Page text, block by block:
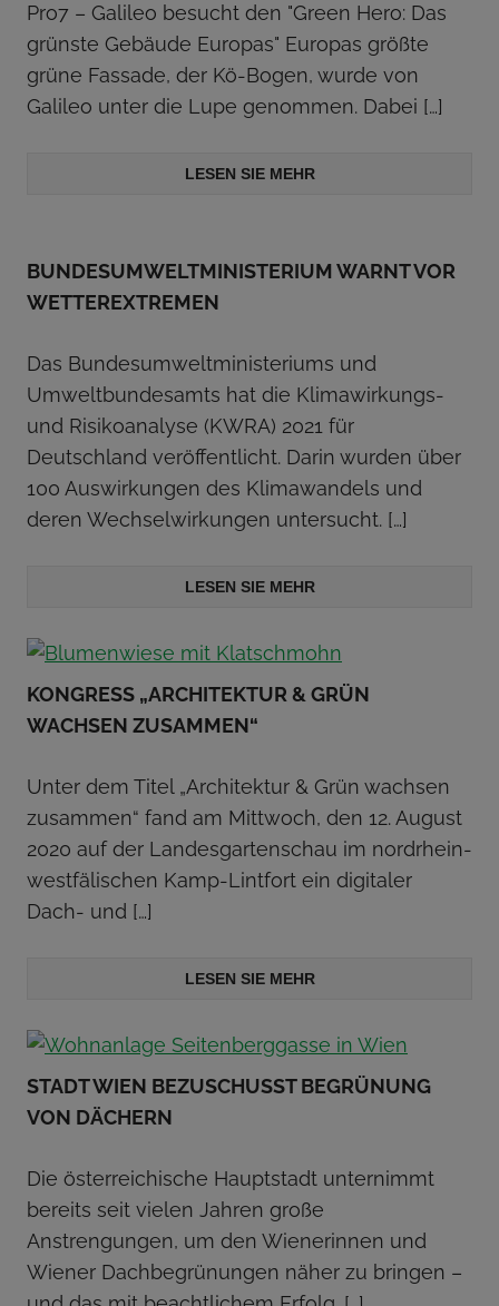
Pro7 – Galileo besucht den "Green Hero: Das
grünste Gebäude Europas" Europas größte
grüne Fassade, der Kö-Bogen, wurde von
Galileo unter die Lupe genommen. Dabei […]
LESEN SIE MEHR
BUNDESUMWELTMINISTERIUM WARNT VOR
WETTEREXTREMEN
Das Bundesumweltministeriums und
Umweltbundesamts hat die Klimawirkungs-
und Risikoanalyse (KWRA) 2021 für
Deutschland veröffentlicht. Darin wurden über
100 Auswirkungen des Klimawandels und
deren Wechselwirkungen untersucht. […]
LESEN SIE MEHR
KONGRESS „ARCHITEKTUR & GRÜN
WACHSEN ZUSAMMEN“
Unter dem Titel „Architektur & Grün wachsen
zusammen“ fand am Mittwoch, den 12. August
2020 auf der Landesgartenschau im nordrhein-
westfälischen Kamp-Lintfort ein digitaler
Dach- und […]
LESEN SIE MEHR
STADT WIEN BEZUSCHUSST BEGRÜNUNG
VON DÄCHERN
Die österreichische Hauptstadt unternimmt
bereits seit vielen Jahren große
Anstrengungen, um den Wienerinnen und
Wiener Dachbegrünungen näher zu bringen –